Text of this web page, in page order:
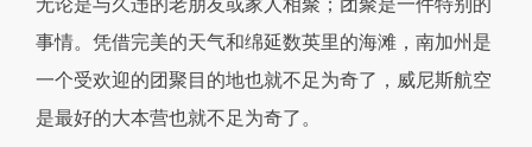
事情。凭借完美的天气和绵延数英里的海滩，南加州是
一个受欢迎的团聚目的地也就不足为奇了，威尼斯航空
是最好的大本营也就不足为奇了。